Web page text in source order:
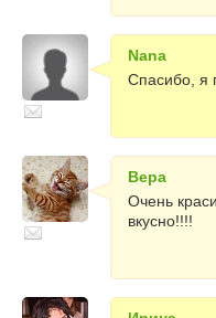
Nana
Спасибо, я
Вера
Очень
вкусно!!!!